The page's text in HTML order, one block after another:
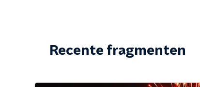
Recente fragmenten